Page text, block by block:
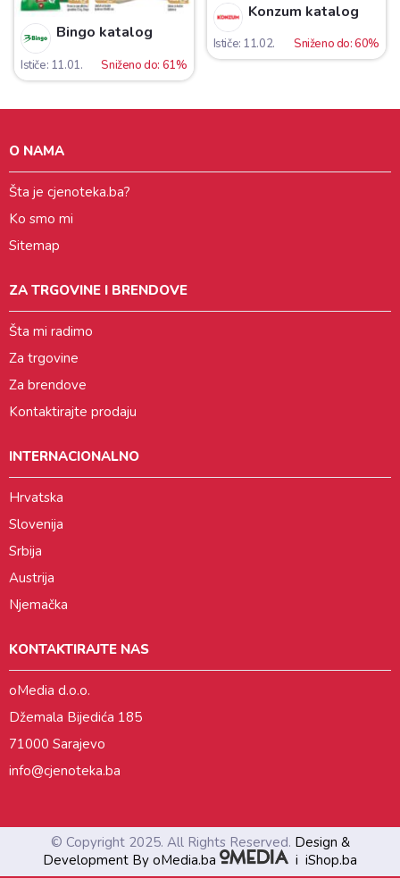
Bingo katalog
Ističe: 11.01. Sniženo do: 61%
Konzum katalog
Ističe: 11.02. Sniženo do: 60%
O NAMA
Šta je cjenoteka.ba?
Ko smo mi
Sitemap
ZA TRGOVINE I BRENDOVE
Šta mi radimo
Za trgovine
Za brendove
Kontaktirajte prodaju
INTERNACIONALNO
Hrvatska
Slovenija
Srbija
Austrija
Njemačka
KONTAKTIRAJTE NAS
oMedia d.o.o.
Džemala Bijedića 185
71000 Sarajevo
info@cjenoteka.ba
© Copyright 2025. All Rights Reserved. Design &
Development By oMedia.ba
i iShop.ba